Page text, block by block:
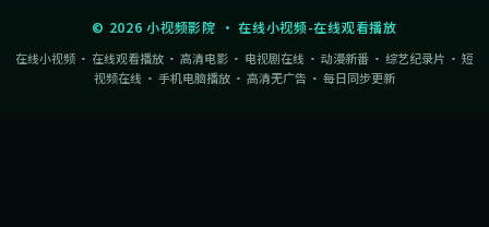
© 2026 小视频影院 ·在线小视频-在线观看播放
在线小视频 · 在线观看播放 · 高清电影 · 电视剧在线 · 动漫新番 · 综艺纪录片 · 短
视频在线 · 手机电脑播放 · 高清无广告 · 每日同步更新